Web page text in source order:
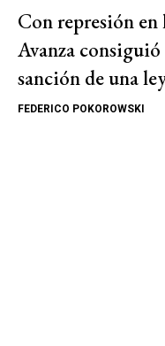
Con represión
Avanza
sanción de una
FEDERICO POKOROWSKI